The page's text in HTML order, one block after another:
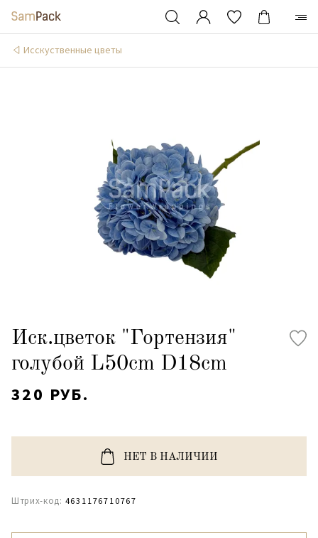
Исскуственные цветы
Иск.цветок "Гортензия"
голубой L50cm D18cm
320 РУБ.
НЕТ В НАЛИЧИИ
Штрих-код: 4631176710767